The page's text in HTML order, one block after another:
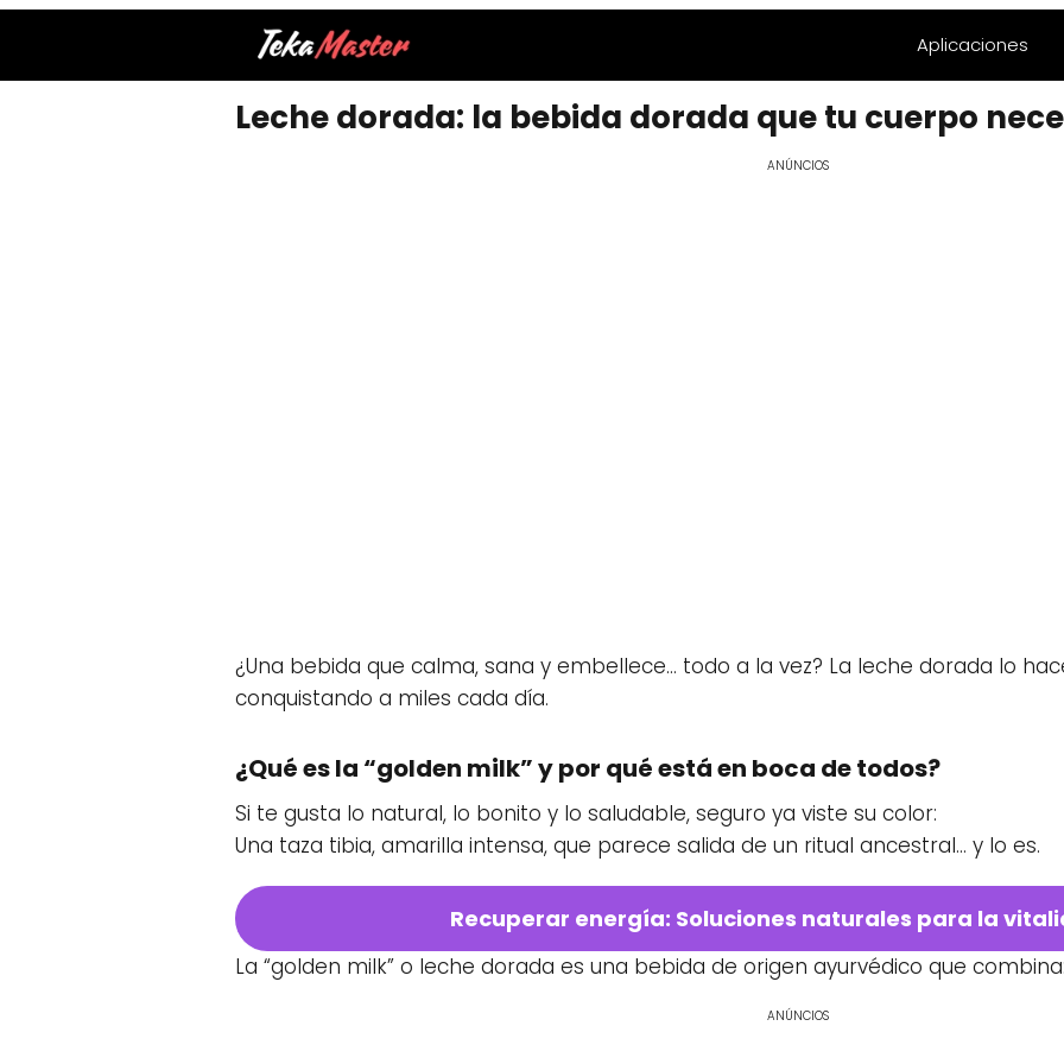
Aplicaciones
Leche dorada: la bebida dorada que tu cuerpo
ANÚNCIOS
¿Una bebida que calma, sana y embellece… todo a la vez? La leche dorada lo
conquistando a miles cada día.
¿Qué es la “golden milk” y por qué está en boca de todos?
Si te gusta lo natural, lo bonito y lo saludable, seguro ya viste su color:
Una taza tibia, amarilla intensa, que parece salida de un ritual ancestral… y lo es.
Recuperar energía: Soluciones naturales para la
La “golden milk” o leche dorada es una bebida de origen ayurvédico que combina:
ANÚNCIOS